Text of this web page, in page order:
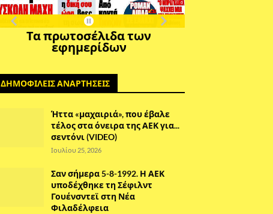
Τα πρωτοσέλιδα των
εφημερίδων
ΔΗΜΟΦΙΛΕΙΣ ΑΝΑΡΤΗΣΕΙΣ
Ήττα «μαχαιριά», που έβαλε
τέλος στα όνειρα της ΑΕΚ για...
σεντόνι (VIDEO)
Ιουλίου 25, 2026
Σαν σήμερα 5-8-1992. Η ΑΕΚ
υποδέχθηκε τη Σέφιλντ
Γουένσντεϊ στη Νέα
Φιλαδέλφεια